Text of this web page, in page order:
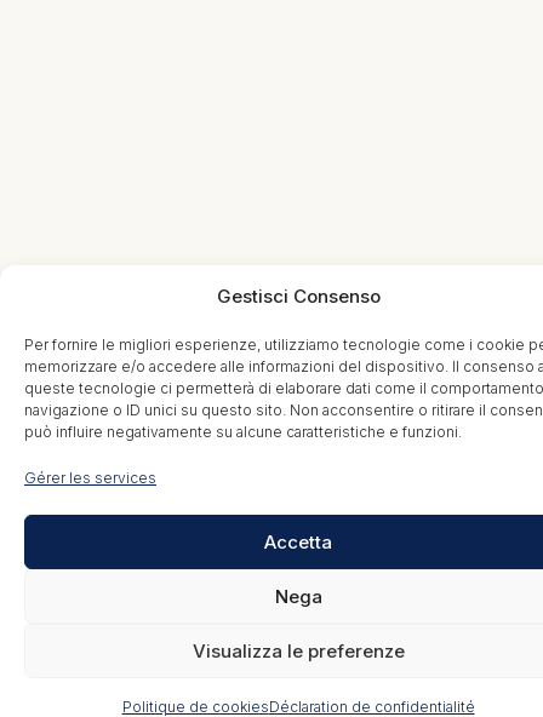
Gestisci Consenso
Per fornire le migliori esperienze, utilizziamo tecnologie come i cookie
memorizzare e/o accedere alle informazioni del dispositivo. Il consenso
queste tecnologie ci permetterà di elaborare dati come il
navigazione o ID unici su questo sito. Non acconsentire o ritirare il
può influire negativamente su alcune caratteristiche e funzioni.
Gérer les services
Accetta
Nega
Visualizza le preferenze
Politique de cookiesDéclaration de confidentialité